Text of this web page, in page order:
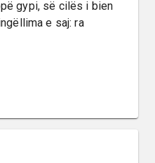
gypi, së cilës i bien
e saj: ra